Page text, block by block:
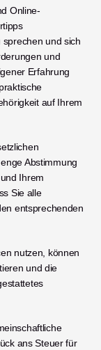
Online-
und sich
und
Erfahrung
auf Ihrem
Abstimmung
Ihrem
Sie alle
entsprechenden
nutzen, können
und die
ans Steuer für